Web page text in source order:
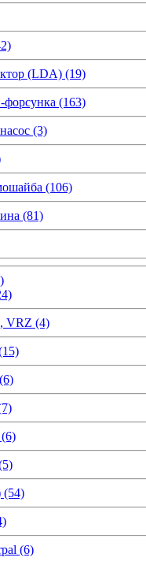
(LDA) (19)
(163)
(3)
(106)
(81)
VRZ (4)
(6)